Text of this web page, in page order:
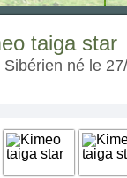
taiga star
Sibérien né le